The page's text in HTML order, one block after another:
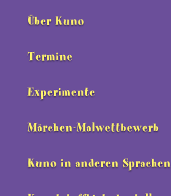
Über Kuno
Termine
Experimente
Märchen-Malwettbewerb
Kuno in anderen Sprachen